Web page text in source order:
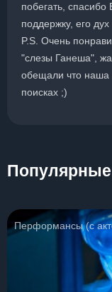
побегать,
поддержку, его
P.S. Очень
"слезы Ганеша",
обещали что наша
поисках ;)
Перформансы (с